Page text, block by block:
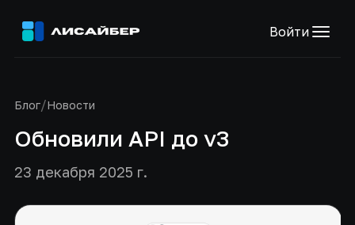
Войти
Блог/Новости
Обновили API до v3
23 декабря 2025 г.